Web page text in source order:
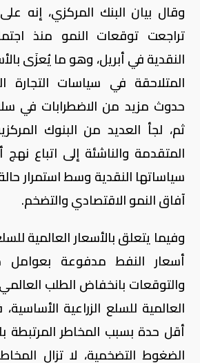
وقال بيان البنك المركزي، إنه
تراجعت توقعات النمو منذ
النقدية في أبريل، وهو ما يُعزَى
المتلاحقة في سياسات التجارة
حدوث مزيد من الاضطرابات في
ثم، لجأ العديد من البنوك
المتقدمة والناشئة إلى اتباع نهج
سياساتها النقدية وسط استمرار
آفاق النمو الاقتصادي والتضخم.
وفيما يتعلق بالأسعار العالمية
أسعار النفط مدفوعة
والتوقعات بانخفاض الطلب
العالمية للسلع الزراعية
أقل حدة بسبب المخاطر المرتبطة
الضغوط التضخمية، لا تزال